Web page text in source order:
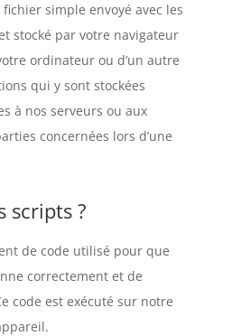
simple envoyé avec les
stocké par votre navigateur
ordinateur ou d’un autre
qui y sont stockées
à nos serveurs ou aux
concernées lors d’une
scripts ?
de code utilisé pour que
correctement et de
code est exécuté sur notre